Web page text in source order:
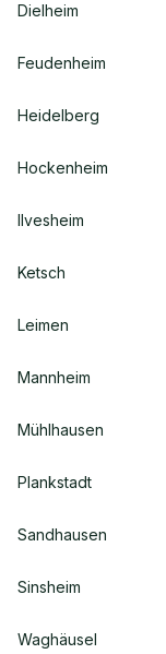
Dielheim
Feudenheim
Heidelberg
Hockenheim
Ilvesheim
Ketsch
Leimen
Mannheim
Mühlhausen
Plankstadt
Sandhausen
Sinsheim
Waghäusel